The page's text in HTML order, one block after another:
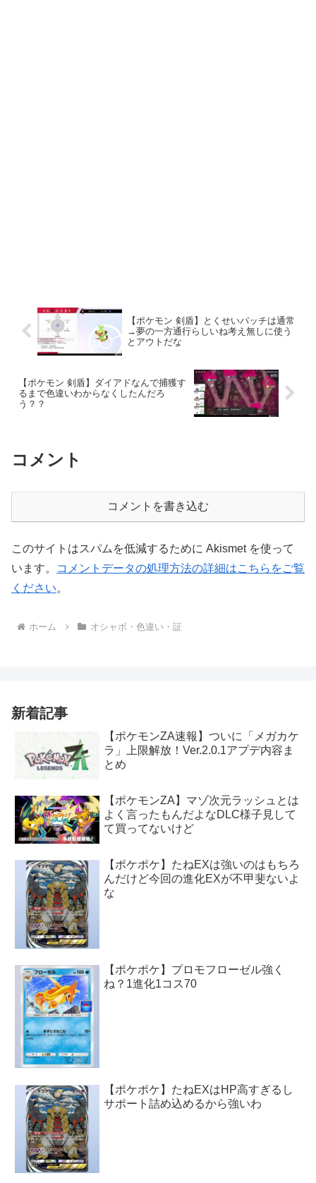
【ポケモン 剣盾】とくせいパッチは通常
→夢の一方通行らしいね考え無しに使う
とアウトだな
【ポケモン 剣盾】ダイアドなんで捕獲す
るまで色違いわからなくしたんだろ
う？？
コメント
コメントを書き込む
このサイトはスパムを低減するために Akismet を使って
います。
コメントデータの処理方法の詳細はこちらをご覧
ください。
ホーム オシャボ・色違い・証
新着記事
【ポケモンZA速報】ついに「メガカケ
ラ」上限解放！Ver.2.0.1アプデ内容ま
とめ
【ポケモンZA】マゾ次元ラッシュとは
よく言ったもんだよなDLC様子見して
て買ってないけど
【ポケポケ】たねEXは強いのはもちろ
んだけど今回の進化EXが不甲斐ないよ
な
【ポケポケ】プロモフローゼル強く
ね？1進化1コス70
【ポケポケ】たねEXはHP高すぎるし
サポート詰め込めるから強いわ